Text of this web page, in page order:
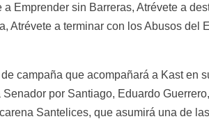
Emprender sin Barreras, Atrévete a
Atrévete a terminar con los Abusos del
campaña que acompañará a Kast en
por Santiago, Eduardo
Santelices, que asumirá una de